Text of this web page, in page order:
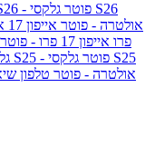
גלקסי S26 - פוטר גלקסי S26
גלקסי S26 אולטרה - פוטר אייפון 17
פרו אייפון 17 פרו - פוטר
גלקסי S25 - פוטר גלקסי S25
גלקסי S25 אולטרה - פוטר טלפון